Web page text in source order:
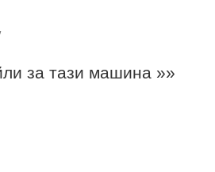
за тази машина »»